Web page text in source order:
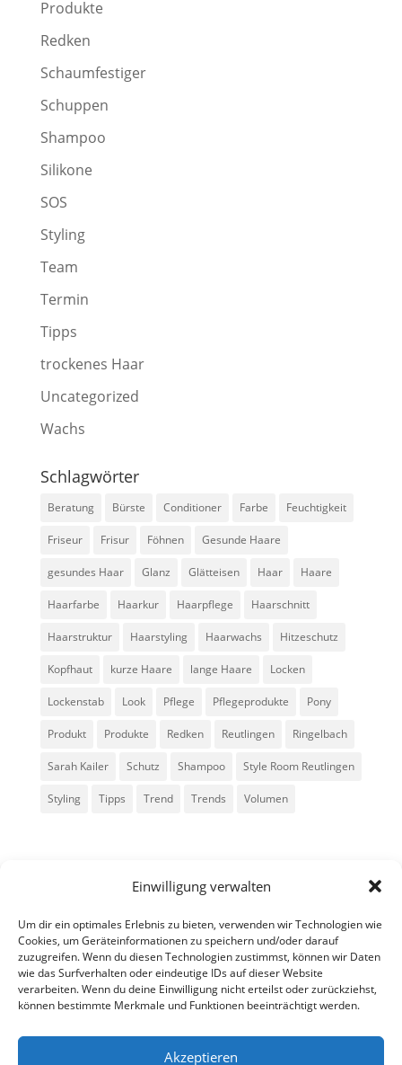
Einwilligung verwalten
Um dir ein optimales Erlebnis zu bieten, verwenden wir Technologien wie
Cookies, um Geräteinformationen zu speichern und/oder darauf
zuzugreifen. Wenn du diesen Technologien zustimmst, können wir Daten
wie das Surfverhalten oder eindeutige IDs auf dieser Website
verarbeiten. Wenn du deine Einwilligung nicht erteilst oder zurückziehst,
können bestimmte Merkmale und Funktionen beeinträchtigt werden.
Akzeptieren
Produkte
Redken
Schaumfestiger
Schuppen
Shampoo
Silikone
SOS
Styling
Team
Termin
Tipps
trockenes Haar
Uncategorized
Wachs
Schlagwörter
Beratung Bürste Conditioner Farbe Feuchtigkeit
Friseur Frisur Föhnen Gesunde Haare
gesundes Haar Glanz Glätteisen Haar Haare
Haarfarbe Haarkur Haarpflege Haarschnitt
Haarstruktur Haarstyling Haarwachs Hitzeschutz
Kopfhaut kurze Haare lange Haare Locken
Lockenstab Look Pflege Pflegeprodukte Pony
Produkt Produkte Redken Reutlingen Ringelbach
Sarah Kailer Schutz Shampoo Style Room Reutlingen
Styling Tipps Trend Trends Volumen
Alle Rechte vorbehalten - Sarah Kailer